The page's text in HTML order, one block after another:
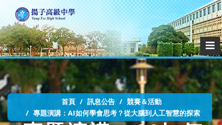
首頁 訊息公告
競賽＆活動
專題演講：AI如何學會思考？從大腦到人工智慧的探索